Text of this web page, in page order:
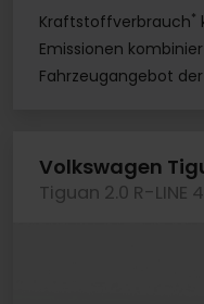
Kraftstoffverbrauch*
Emissionen
Fahrzeugangebot
Volkswagen